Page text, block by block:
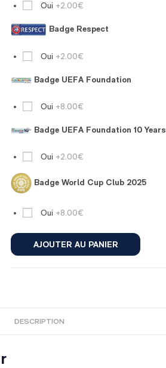
Oui +2.00€
Badge Respect
Oui +2.00€
Badge UEFA Foundation
Oui +8.00€
Badge UEFA Foundation 10 Years
Oui +2.00€
Badge World Cup Club 2025
Oui +8.00€
AJOUTER AU PANIER
DESCRIPTION